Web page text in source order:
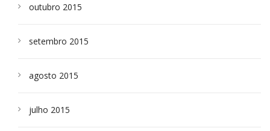
outubro 2015
setembro 2015
agosto 2015
julho 2015